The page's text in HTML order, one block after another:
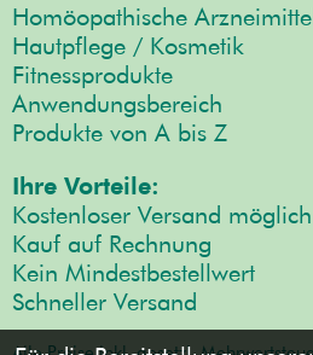
Homöopathische
Hautpflege / Kosmetik
Fitnessprodukte
Anwendungsbereich
Produkte von A bis Z
Ihre Vorteile:
Kostenloser Versand möglich
Kauf auf Rechnung
Kein Mindestbestellwert
Schneller Versand